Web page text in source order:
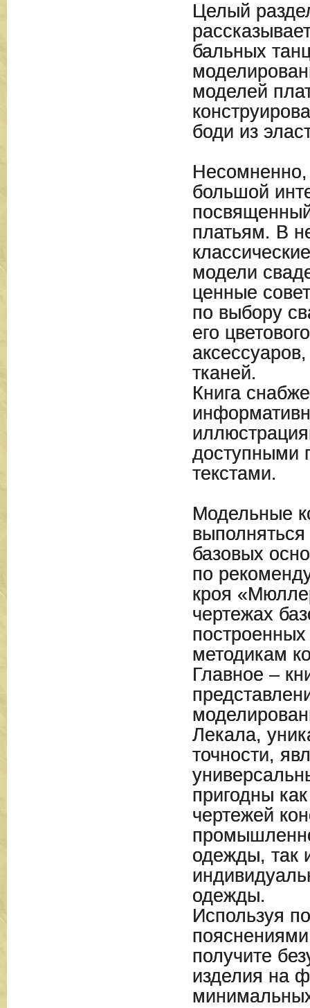
Целый
бальных
моделей
боди из
Несомненно,
большой
платьям. В
модели
ценные
по выбору
его
тканей.
Книга
доступными
текстами.
Модельные
базовых
по
кроя
чертежах
методикам
Главное –
Лекала,
точности,
пригодны
чертежей
одежды, так
одежды.
Используя
получите
изделия на